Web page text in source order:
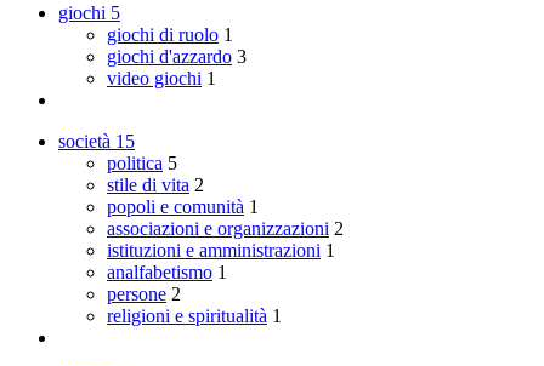
giochi 5
giochi di ruolo 1
giochi d'azzardo 3
video giochi 1
società 15
politica 5
stile di vita 2
popoli e comunità 1
associazioni e organizzazioni 2
istituzioni e amministrazioni 1
analfabetismo 1
persone 2
religioni e spiritualità 1